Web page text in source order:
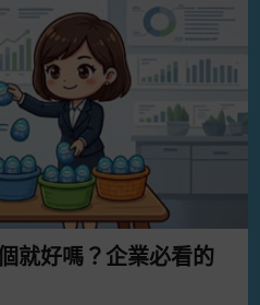
就好嗎？企業必看的